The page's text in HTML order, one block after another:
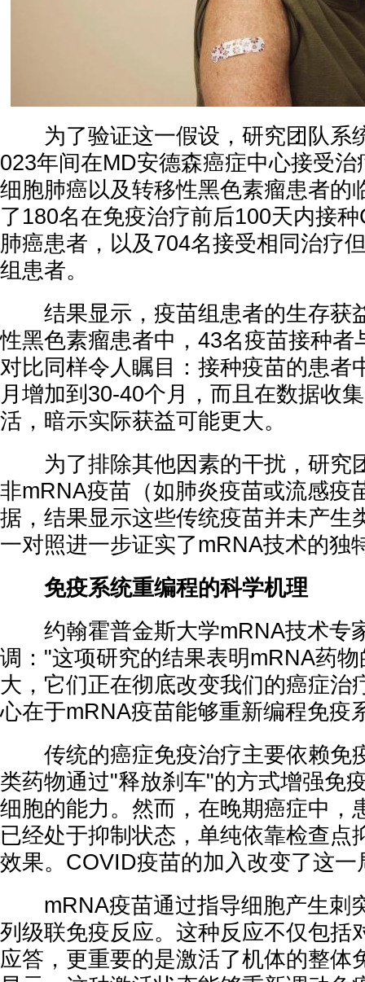
为了验证这一假设，研究团队系
023年间在MD安德森癌症中心接受
细胞肺癌以及转移性黑色素瘤患者的
了180名在免疫治疗前后100天内接
肺癌患者，以及704名接受相同治疗
组患者。
结果显示，疫苗组患者的生存获
性黑色素瘤患者中，43名疫苗接种者
对比同样令人瞩目：接种疫苗的患者
月增加到30-40个月，而且在数据收
活，暗示实际获益可能更大。
为了排除其他因素的干扰，研究
非mRNA疫苗（如肺炎疫苗或流感疫
据，结果显示这些传统疫苗并未产生
一对照进一步证实了mRNA技术的独
免疫系统重编程的科学机理
约翰霍普金斯大学mRNA技术专
调："这项研究的结果表明mRNA药
大，它们正在彻底改变我们的癌症治
心在于mRNA疫苗能够重新编程免疫
传统的癌症免疫治疗主要依赖免
类药物通过"释放刹车"的方式增强免
细胞的能力。然而，在晚期癌症中，
已经处于抑制状态，单纯依靠检查点
效果。COVID疫苗的加入改变了这一
mRNA疫苗通过指导细胞产生刺
列级联免疫反应。这种反应不仅包括
应答，更重要的是激活了机体的整体